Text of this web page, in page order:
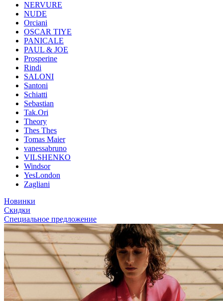
NERVURE
NUDE
Orciani
OSCAR TIYE
PANICALE
PAUL & JOE
Prosperine
Rindi
SALONI
Santoni
Schiatti
Sebastian
Tak.Ori
Theory
Thes Thes
Tomas Maier
vanessabruno
VILSHENKO
Windsor
YesLondon
Zagliani
Новинки
Скидки
Специальное предложение